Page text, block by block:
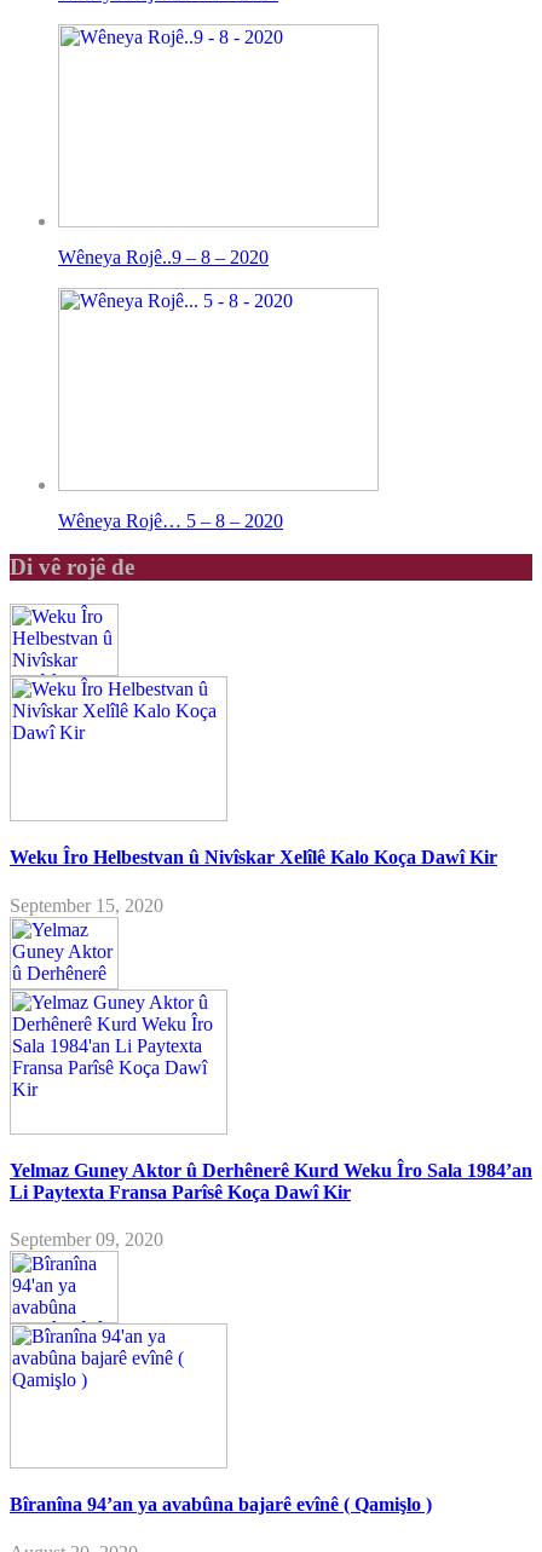
Wêneya Rojê..9 – 8 – 2020
Wêneya Rojê… 5 – 8 – 2020
Di vê rojê de
Weku Îro Helbestvan û Nivîskar Xelîlê Kalo Koça Dawî Kir
September 15, 2020
Yelmaz Guney Aktor û Derhênerê Kurd Weku Îro Sala 1984’an
Li Paytexta Fransa Parîsê Koça Dawî Kir
September 09, 2020
Bîranîna 94’an ya avabûna bajarê evînê ( Qamişlo )